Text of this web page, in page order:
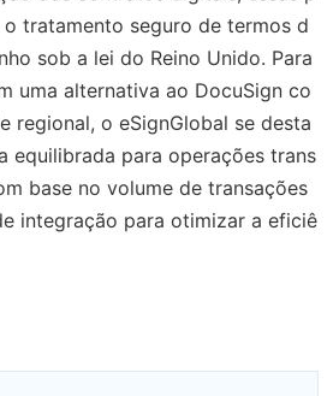
tratamento seguro de termos d
sob a lei do Reino Unido. Para
uma alternativa ao DocuSign co
regional, o eSignGlobal se desta
equilibrada para operações trans
base no volume de transações
integração para otimizar a eficiê